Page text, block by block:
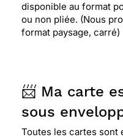
disponible au format
ou non pliée. (Nous
format paysage, carré)
📨 Ma carte
sous
Toutes les cartes sont